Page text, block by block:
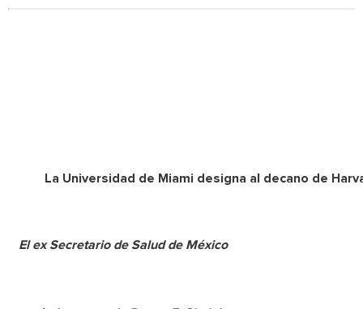
La Universidad de Miami designa al decano de
El ex Secretario de Salud de México